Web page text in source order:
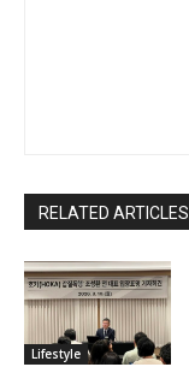
RELATED ARTICLES
Lifestyle